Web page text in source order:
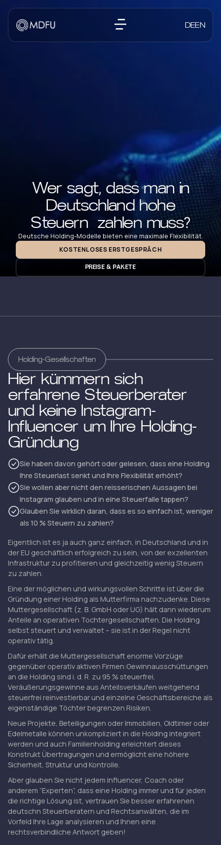
DEEN
Wer sagt, dass man in
Deutschland hohe
Steuern zahlen muss?
Deutsche Holding-Modelle bieten eine maximale Flexibilität.
KOSTENLOSES ERSTGESPRÄCH
PREISE & PAKETE
Holding-Gesellschaften
Hier kümmern sich
erfahrene Steuerberater
und keine Instagram-
Influencer um Ihre Holding-
Gründung
Sie haben davon gehört oder gelesen, dass eine Holding
Ihre Steuerlast senkt und Ihre Flexibilität erhöht?
Sie wollen aber nicht den reisserischen Aussagen bei
Instagram glauben und in eine Steuerfalle tappen?
Glauben Sie wirklich daran, dass es so einfach ist, weniger
als 10 % Steuern zu zahlen?
Eigentlich ist es ja auch ganz einfach, in Deutschland und in
der EU geschäftlich erfolgreich zu sein, von der exzellenten
Infrastruktur zu profitieren und gleichzeitig wenig Steuern
zu zahlen.
Eine der möglichen und wirkungsvollen Schritte ist über die
Gründung einer Holding als Mutterfirma nachzudenke. Diese
Muttergesellschaft (z. B. GmbH oder UG) hält dann wiederum
Anteile an operativen Tochtergesellschaften. Die Holding
selbst steuert und verwaltet – sie ist in der Regel nicht
operativ tätig.
Dafür erhält die Muttergesellschaft enorme Vorzüge
gegenüber operativ aktiven Firmen:Gewinnausschüttungen
an die Holding sind i. d. R. zu 95 % steuerfrei,
Veräußerungsgewinne aus Anteilsverkäufen weitgehend
steuerfrei reinvestierbar und einzelne Geschäftsbereiche als
eigenständige Töchter begrenzen Risiken.
Neue Projekte, Beteiligungen oder Immobilien, Oldtimer oder
Edelmetalle können unkompliziert in die Holding integriert
werden und auch Familienholding erleichtert dieses
Konstrukt Übertragungen und ermöglicht eine höhere
Sicherheit, Struktur und Kontrolle.
Aber glauben Sie nicht jedem Influencer, Coach oder
anderem “Experten”, dass eine Holding immer und für jeden
die richtige Lösung ist, vertrauen Sie besser erfahrenen
deutschn Steuerberatern und Rechtsanwälten, die im
Vorfeld Ihre Lage analysieren und Ihnen eine
rechtsverbindliche Antwort geben!